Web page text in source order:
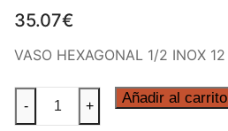
35.07€
VASO HEXAGONAL 1/2 INOX 12
HEXAGONAL
- + Añadir al carrito